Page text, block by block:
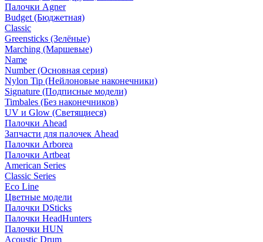
Палочки Agner
Budget (Бюджетная)
Classic
Greensticks (Зелёные)
Marching (Маршевые)
Name
Number (Основная серия)
Nylon Tip (Нейлоновые наконечники)
Signature (Подписные модели)
Timbales (Без наконечников)
UV и Glow (Светящиеся)
Палочки Ahead
Запчасти для палочек Ahead
Палочки Arborea
Палочки Artbeat
American Series
Classic Series
Eco Line
Цветные модели
Палочки DSticks
Палочки HeadHunters
Палочки HUN
Acoustic Drum